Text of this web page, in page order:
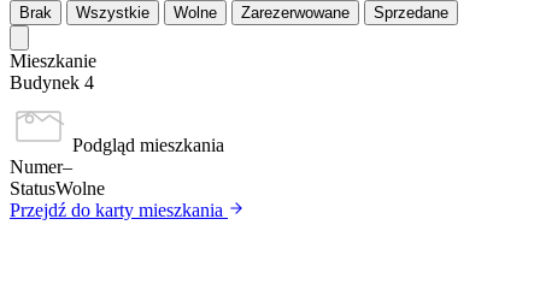
Brak Wszystkie Wolne Zarezerwowane Sprzedane
Mieszkanie
Budynek 4
Podgląd mieszkania
Numer–
StatusWolne
Przejdź do karty mieszkania